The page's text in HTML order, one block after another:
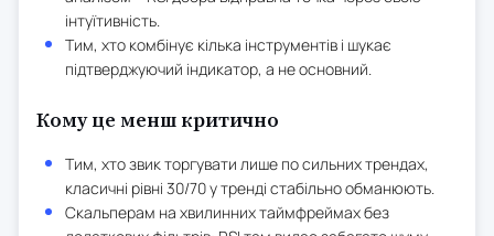
інтуїтивність.
Тим, хто комбінує кілька інструментів і шукає
підтверджуючий індикатор, а не основний.
Кому це менш критично
Тим, хто звик торгувати лише по сильних трендах,
класичні рівні 30/70 у тренді стабільно обманюють.
Скальперам на хвилинних таймфреймах без